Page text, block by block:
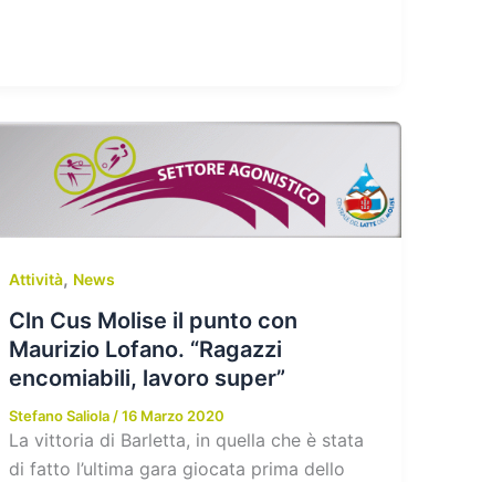
Attività, News
Cln Cus Molise il punto con
Maurizio Lofano. “Ragazzi
encomiabili, lavoro super”
Stefano Saliola/16 Marzo 2020
La vittoria di Barletta, in quella che è stata
di fatto l’ultima gara giocata prima dello